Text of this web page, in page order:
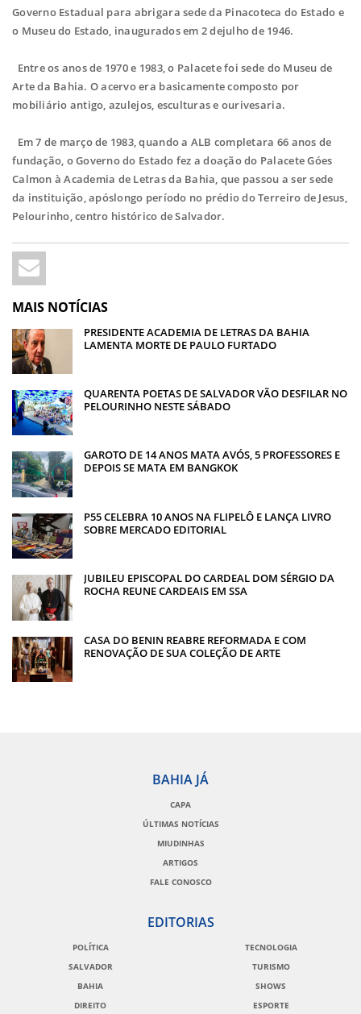
Governo Estadual para abrigara sede da Pinacoteca do Estado e
o Museu do Estado, inaugurados em 2 dejulho de 1946.
Entre os anos de 1970 e 1983, o Palacete foi sede do Museu de
Arte da Bahia. O acervo era basicamente composto por
mobiliário antigo, azulejos, esculturas e ourivesaria.
Em 7 de março de 1983, quando a ALB completara 66 anos de
fundação, o Governo do Estado fez a doação do Palacete Góes
Calmon à Academia de Letras da Bahia, que passou a ser sede
da instituição, apóslongo período no prédio do Terreiro de Jesus,
Pelourinho, centro histórico de Salvador.
MAIS NOTÍCIAS
PRESIDENTE ACADEMIA DE LETRAS DA BAHIA
LAMENTA MORTE DE PAULO FURTADO
QUARENTA POETAS DE SALVADOR VÃO DESFILAR NO
PELOURINHO NESTE SÁBADO
GAROTO DE 14 ANOS MATA AVÓS, 5 PROFESSORES E
DEPOIS SE MATA EM BANGKOK
P55 CELEBRA 10 ANOS NA FLIPELÔ E LANÇA LIVRO
SOBRE MERCADO EDITORIAL
JUBILEU EPISCOPAL DO CARDEAL DOM SÉRGIO DA
ROCHA REUNE CARDEAIS EM SSA
CASA DO BENIN REABRE REFORMADA E COM
RENOVAÇÃO DE SUA COLEÇÃO DE ARTE
BAHIA JÁ
CAPA
ÚLTIMAS NOTÍCIAS
MIUDINHAS
ARTIGOS
FALE CONOSCO
EDITORIAS
POLÍTICA
SALVADOR
BAHIA
DIREITO
TECNOLOGIA
TURISMO
SHOWS
ESPORTE